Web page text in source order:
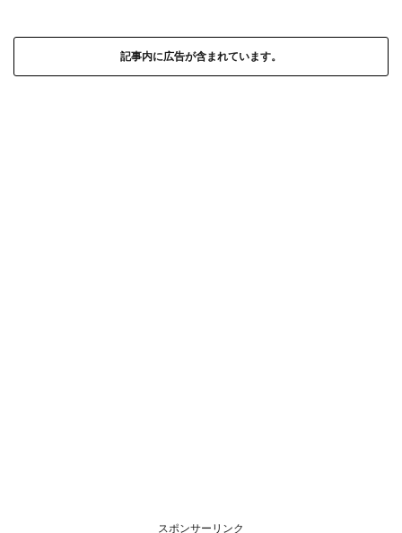
記事内に広告が含まれています。
スポンサーリンク